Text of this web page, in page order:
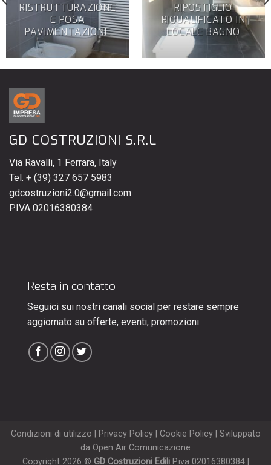
RISTRUTTURAZIONE
E POSA
PAVIMENTAZIONE
RIPOSTIGLIO
RIQUALIFICATO IN
LOCALE BAGNO
GD COSTRUZIONI S.R.L
Via Ravalli, 1 Ferrara, Italy
Tel. + (39) 327 657 5983
gdcostruzioni2.0@gmail.com
PIVA 02016380384
Resta in contatto
Seguici sui nostri canali social per restare sempre
aggiornato su offerte, eventi, promozioni
Condizioni di utilizzo | Privacy Policy | Cookie Policy | Sviluppato
da Open Air Comunicazione
Copyright 2026 © GD Costruzioni EdiliP.iva 02016380384 |